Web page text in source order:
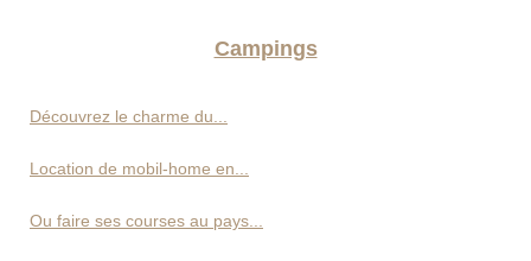
Campings
Découvrez le charme du...
Location de mobil-home en...
Ou faire ses courses au pays...